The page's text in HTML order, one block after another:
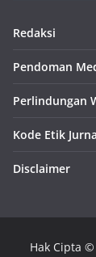
Redaksi
Pendoman
Perlindungan
Kode Etik
Disclaimer
Hak Cipta